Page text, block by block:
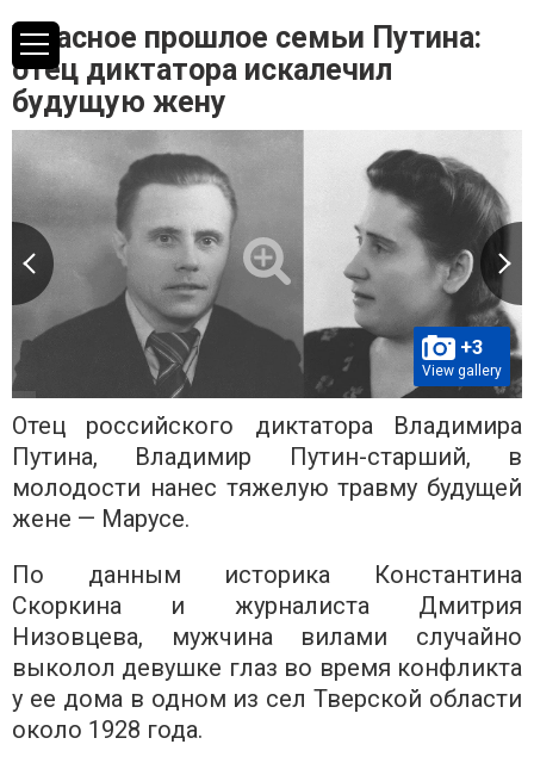
Ужасное прошлое семьи Путина:
отец диктатора искалечил
будущую жену
+3
View gallery
Отец российского диктатора Владимира
Путина, Владимир Путин-старший, в
молодости нанес тяжелую травму будущей
жене — Марусе.
По данным историка Константина
Скоркина и журналиста Дмитрия
Низовцева, мужчина вилами случайно
выколол девушке глаз во время конфликта
у ее дома в одном из сел Тверской области
около 1928 года.